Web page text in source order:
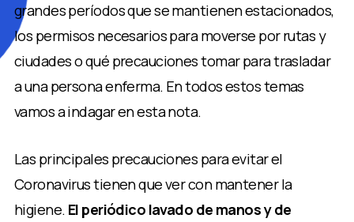
grandes períodos que se mantienen estacionados,
los permisos necesarios para moverse por rutas y
ciudades o qué precauciones tomar para trasladar
a una persona enferma. En todos estos temas
vamos a indagar en esta nota.
Las principales precauciones para evitar el
Coronavirus tienen que ver con mantener la
higiene. El periódico lavado de manos y de